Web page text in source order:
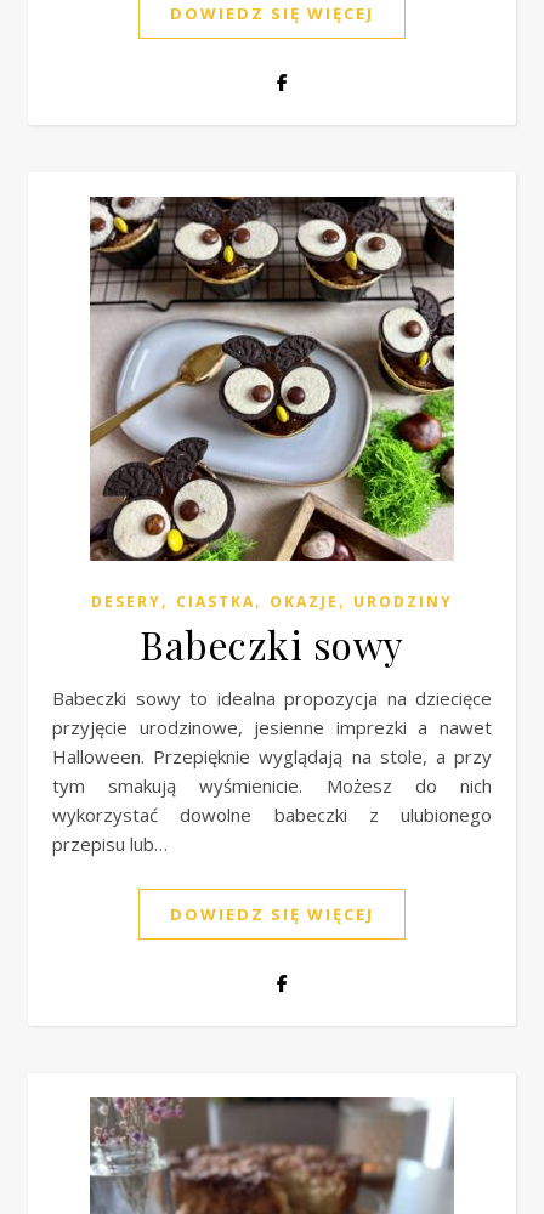
DOWIEDZ SIĘ WIĘCEJ
DESERY, CIASTKA, OKAZJE , URODZINY
Babeczki sowy
Babeczki sowy to idealna propozycja na dziecięce
przyjęcie urodzinowe, jesienne imprezki a nawet
Halloween. Przepięknie wyglądają na stole, a przy
tym smakują wyśmienicie. Możesz do nich
wykorzystać dowolne babeczki z ulubionego
przepisu lub…
DOWIEDZ SIĘ WIĘCEJ